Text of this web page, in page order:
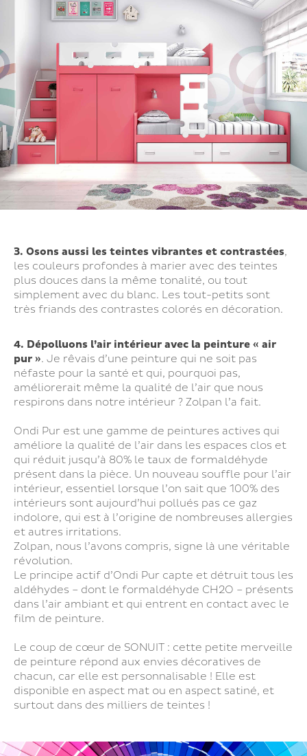
3. Osons aussi les teintes vibrantes et contrastées,
les couleurs profondes à marier avec des teintes
plus douces dans la même tonalité, ou tout
simplement avec du blanc. Les tout-petits sont
très friands des contrastes colorés en décoration.
4. Dépolluons l’air intérieur avec la peinture « air
pur ». Je rêvais d’une peinture qui ne soit pas
néfaste pour la santé et qui, pourquoi pas,
améliorerait même la qualité de l’air que nous
respirons dans notre intérieur ? Zolpan l’a fait.
Ondi Pur est une gamme de peintures actives qui
améliore la qualité de l’air dans les espaces clos et
qui réduit jusqu’à 80% le taux de formaldéhyde
présent dans la pièce. Un nouveau souffle pour l’air
intérieur, essentiel lorsque l’on sait que 100% des
intérieurs sont aujourd’hui pollués pas ce gaz
indolore, qui est à l’origine de nombreuses allergies
et autres irritations.
Zolpan, nous l’avons compris, signe là une véritable
révolution.
Le principe actif d’Ondi Pur capte et détruit tous les
aldéhydes – dont le formaldéhyde CH2O – présents
dans l’air ambiant et qui entrent en contact avec le
film de peinture.
Le coup de cœur de SONUIT : cette petite merveille
de peinture répond aux envies décoratives de
chacun, car elle est personnalisable ! Elle est
disponible en aspect mat ou en aspect satiné, et
surtout dans des milliers de teintes !